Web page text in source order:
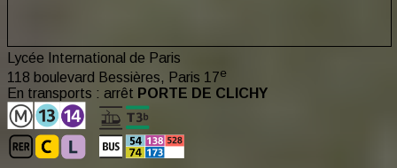
Lycée International de Paris
118 boulevard Bessières, Paris 17e
En transports : arrêt PORTE DE CLICHY